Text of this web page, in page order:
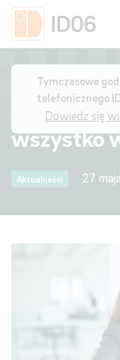
Tymczasowe
telefonicznego
Dowiedz się
Strona główna /
MittID06
wszystko
Aktualności 27